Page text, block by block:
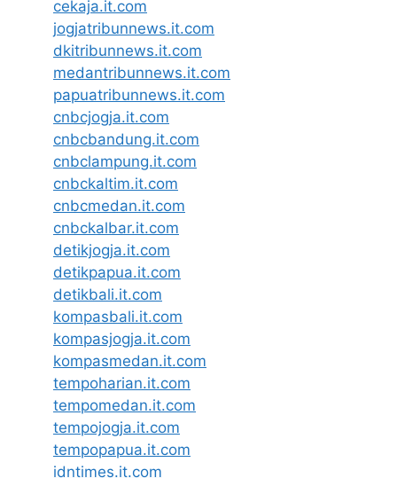
cekaja.it.com
jogjatribunnews.it.com
dkitribunnews.it.com
medantribunnews.it.com
papuatribunnews.it.com
cnbcjogja.it.com
cnbcbandung.it.com
cnbclampung.it.com
cnbckaltim.it.com
cnbcmedan.it.com
cnbckalbar.it.com
detikjogja.it.com
detikpapua.it.com
detikbali.it.com
kompasbali.it.com
kompasjogja.it.com
kompasmedan.it.com
tempoharian.it.com
tempomedan.it.com
tempojogja.it.com
tempopapua.it.com
idntimes.it.com